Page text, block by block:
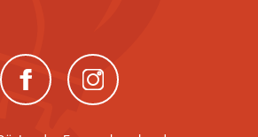
(neues Fenster)(neues Fenster)